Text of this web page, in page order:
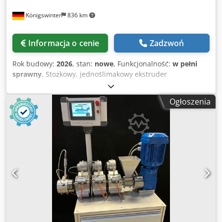
dekompresji jest dołączona do zakresu dostawy. Grzejniki
chłodzącymi regulują temperaturę. Na otworze wsadowym
zamontowany jest lejek ze stali nierdzewnej. Elektryczny
Wszystkie strefy grzewcze są włączane i wyłączane
bezstykowo za pomocą przekaźników półprzewodnikowych.
Do dyspozycji jest obrotowy panel dotykowy, zapewniający
łatwą obsługę. Głowica jest wyposażona w czujnik ciśnienia
masy. System monitorowania ciśnienia masy wyłącza
napęd, gdy zostanie przekroczone ustawione maksymalne
ciśnienie masy. Adapter narzędziowy z płytą dyszową z 4
otworami. Crodpfx Ajznkx Dsd Sof Opcje: Pompa próżniowa
do strefy odgazowywania (oferowane jest tylko
odgazowywanie atmosferyczne) Wanna wodna o długości 3
metrów Dmuchawa powietrzna Używana granulator do
granulatów w postaci pasm W przypadku pytań lub
potrzeby uzyskania dodatkowych informacji prosimy o
Königswinter 836 km
Informacja o cenie Zadzwoń
Rok budowy: 2026, stan: nowe, Funkcjonalność: w pełni
sprawny, Stożkowy, jednoślimakowy ekstruder
laboratoryjny EX 60/30 Con Ekstruder został
zaprojektowany do przetwarzania lekkich, sypkich
materiałów mielonych. Dzięki rozmiarowi ślimaka
urządzenie idealnie nadaje się do zastosowań
laboratoryjnych i testowych. Azotowany ślimak z stożkową
strefą zasypową umożliwia podawanie surowca przez lej
zasypowy. Materiał swobodnie przesypuje się przez dużą
otworze zasypowy do cylindra. W cylindrycznej sekcji
ślimaka surowce są sprężane i wyciskane przez głowicę do
wyciskania strun. Bezpośredni napęd z wstępnie
zamontowanym łożyskiem oporowym tworzy układ
napędowy. Opaski grzewcze ceramiczne umożliwiają także
uzyskanie wysokich temperatur topnienia. Między lejem
zasypowym a pierwszą strefą grzewczą zamontowano
Ogłoszenia